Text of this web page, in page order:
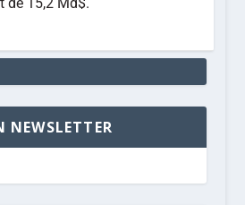
NEWSLETTER